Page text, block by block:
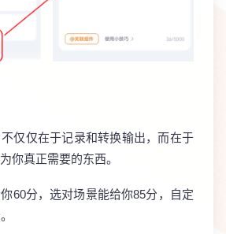
仅仅在于记录和转换输出，而在于
你真正需要的东西。
60分，选对场景能给你85分，自定